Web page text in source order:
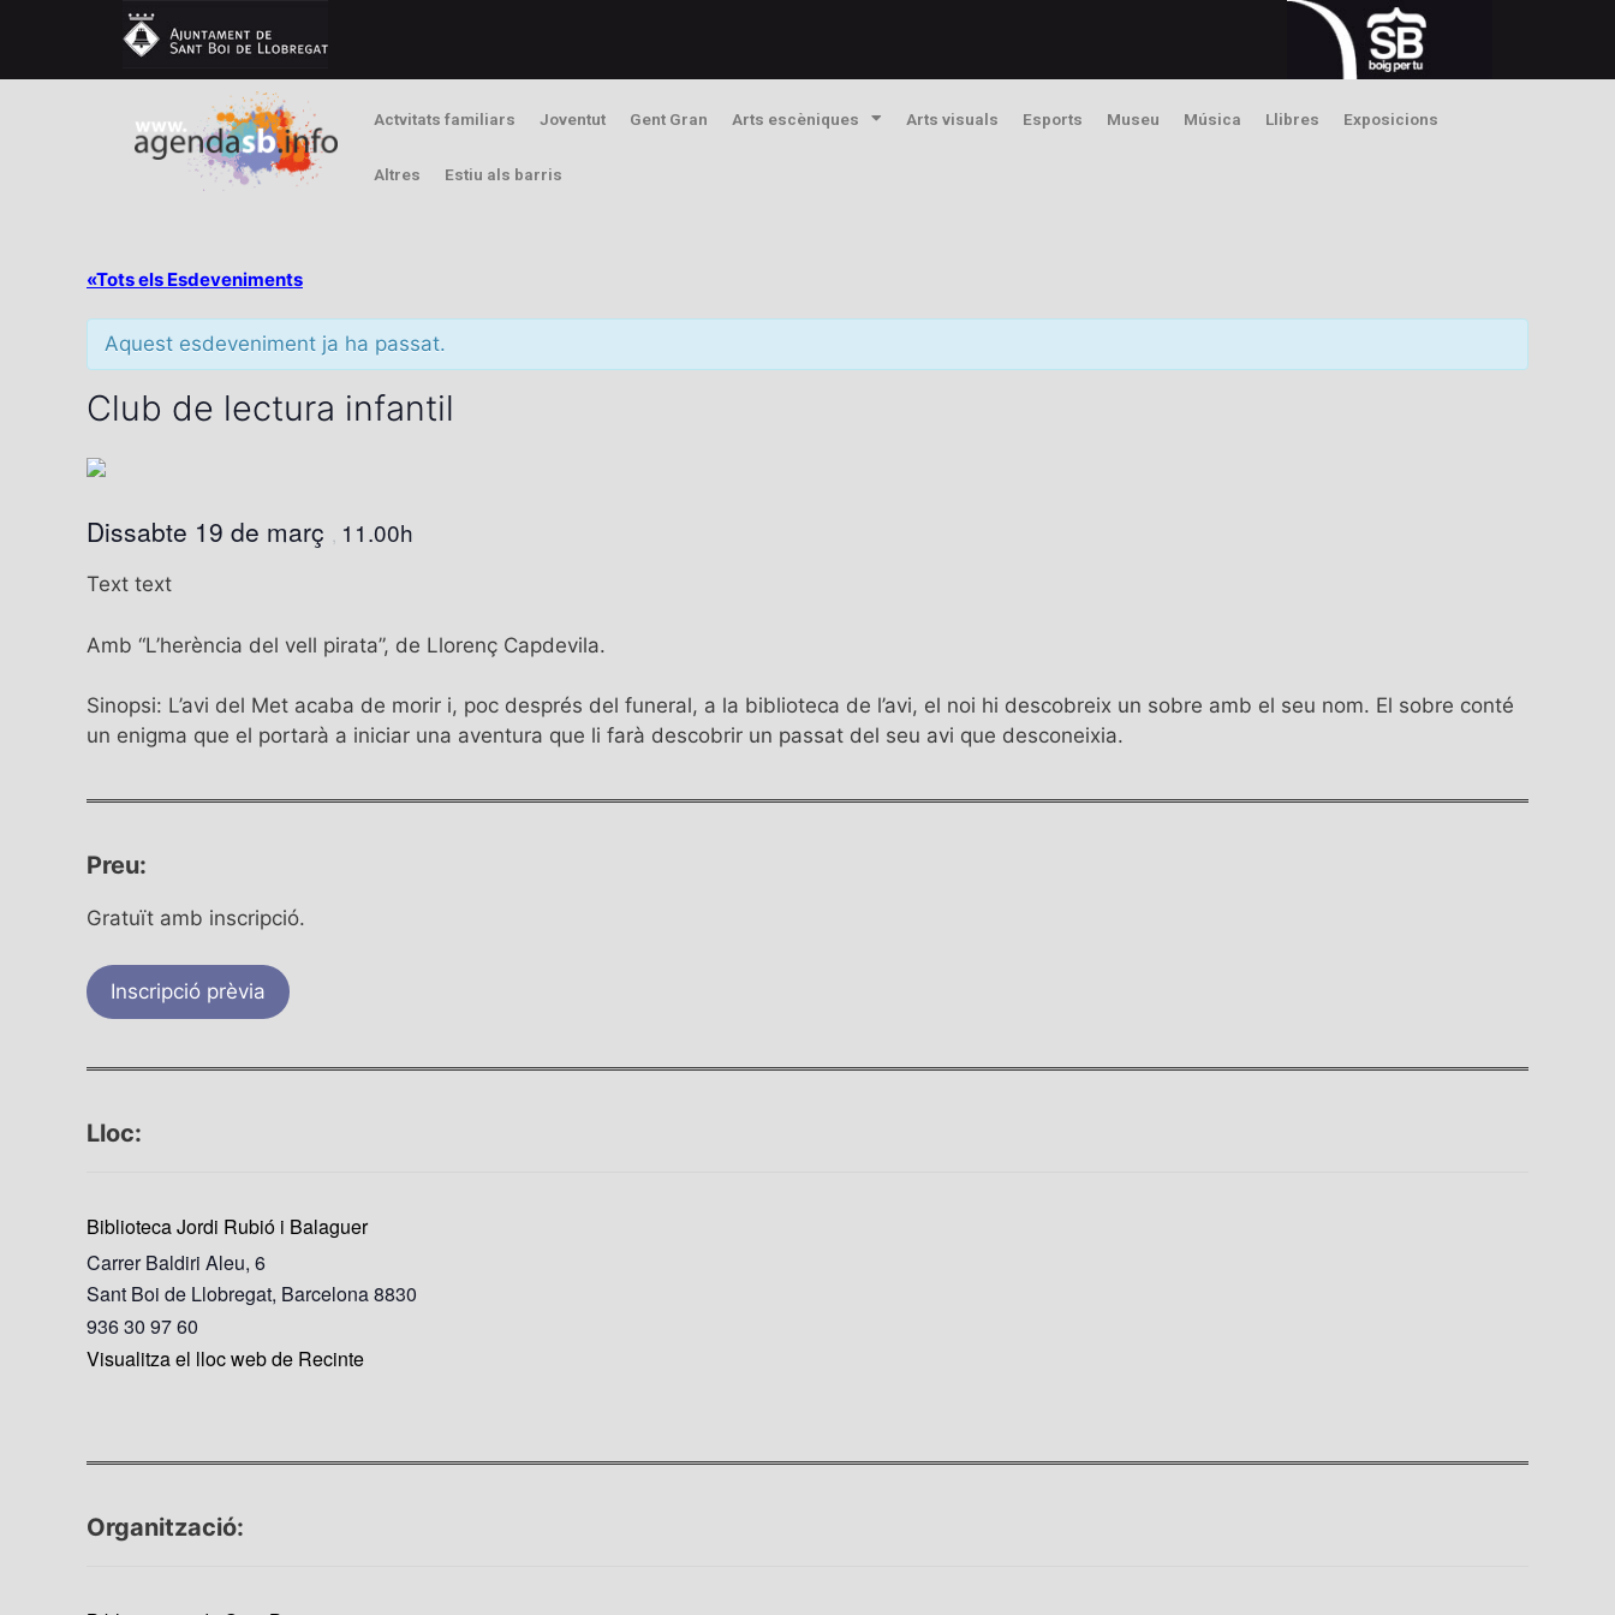
Actvitats familiars Joventut Gent Gran Arts escèniques Arts visuals Esports Museu Música Llibres Exposicions
Altres Estiu als barris
«Tots els Esdeveniments
Aquest esdeveniment ja ha passat.
Club de lectura infantil
Dissabte 19 de març 11.00h
Text text
Amb “L’herència del vell pirata”, de Llorenç Capdevila.
Sinopsi: L’avi del Met acaba de morir i, poc després del funeral, a la biblioteca de l’avi, el noi hi descobreix un sobre amb el seu nom. El sobre conté
un enigma que el portarà a iniciar una aventura que li farà descobrir un passat del seu avi que desconeixia.
Preu:
Gratuït amb inscripció.
Inscripció prèvia
Lloc:
Biblioteca Jordi Rubió i Balaguer
Carrer Baldiri Aleu, 6
Sant Boi de Llobregat, Barcelona8830
936 30 97 60
Visualitza el lloc web de Recinte
Organització: